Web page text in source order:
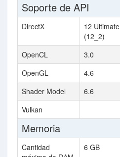
Soporte de API
DirectX
12 Ultimate
(12_2)
OpenCL
3.0
OpenGL
4.6
Shader Model
6.6
Vulkan
Memoria
Cantidad
6 GB